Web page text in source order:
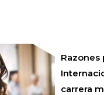
Razones
carrera